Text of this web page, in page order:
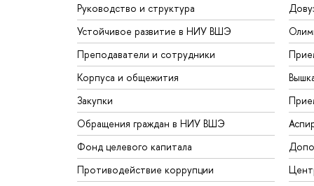
Руководство и структура
Устойчивое развитие в НИУ ВШЭ
Преподаватели и сотрудники
Корпуса и общежития
Закупки
Обращения граждан в НИУ ВШЭ
Фонд целевого капитала
Противодействие коррупции